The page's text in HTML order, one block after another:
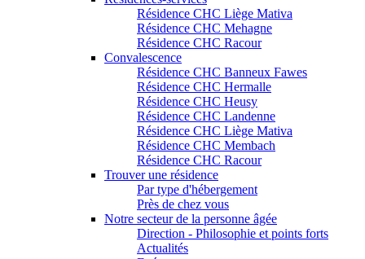
Résidence CHC Liège Mativa
Résidence CHC Mehagne
Résidence CHC Racour
Convalescence
Résidence CHC Banneux Fawes
Résidence CHC Hermalle
Résidence CHC Heusy
Résidence CHC Landenne
Résidence CHC Liège Mativa
Résidence CHC Membach
Résidence CHC Racour
Trouver une résidence
Par type d'hébergement
Près de chez vous
Notre secteur de la personne âgée
Direction - Philosophie et points forts
Actualités